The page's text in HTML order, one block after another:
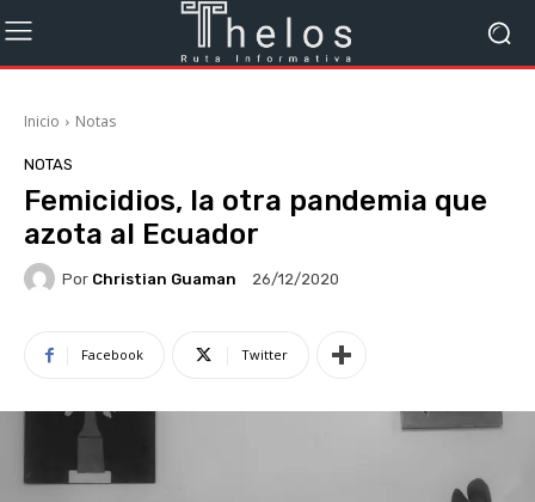
Inicio Notas
NOTAS
Femicidios, la otra pandemia que
azota al Ecuador
Por Christian Guaman 26/12/2020
Facebook Twitter